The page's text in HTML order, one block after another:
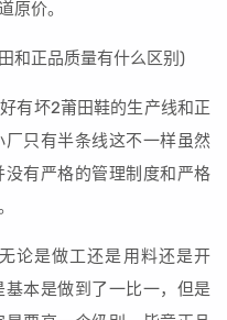
原价。
有坏2莆田鞋的生产线和正
只有半条线这不一样虽然
有严格的管理制度和严格
论是做工还是用料还是开
本是做到了一比一，但是